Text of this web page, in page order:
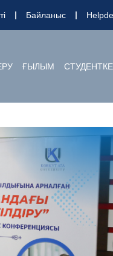
Байланыс
ҒЫЛЫМ СТУДЕНТКЕ